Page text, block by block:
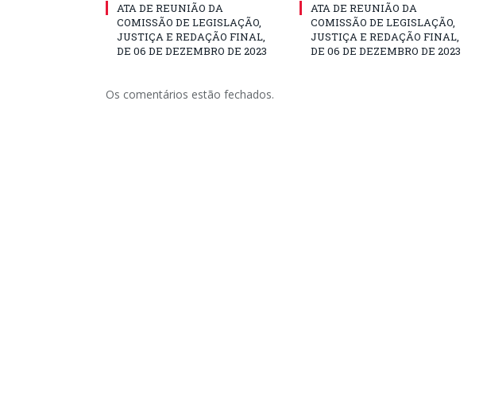
ATA DE REUNIÃO DA
COMISSÃO DE LEGISLAÇÃO,
JUSTIÇA E REDAÇÃO FINAL,
DE 06 DE DEZEMBRO DE 2023
ATA DE REUNIÃO DA
COMISSÃO DE LEGISLAÇÃO,
JUSTIÇA E REDAÇÃO FINAL,
DE 06 DE DEZEMBRO DE 2023
Os comentários estão fechados.